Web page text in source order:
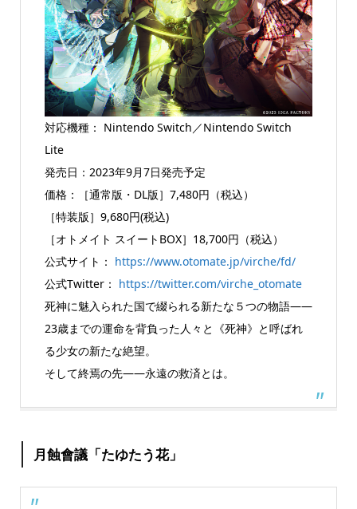
対応機種： Nintendo Switch／Nintendo Switch
Lite
発売日：2023年9月7日発売予定
価格：［通常版・DL版］7,480円（税込）
［特装版］9,680円(税込)
［オトメイト スイートBOX］18,700円（税込）
公式サイト： https://www.otomate.jp/virche/fd/
公式Twitter： https://twitter.com/virche_otomate
死神に魅入られた国で綴られる新たな５つの物語――
23歳までの運命を背負った人々と《死神》と呼ばれ
る少女の新たな絶望。
そして終焉の先――永遠の救済とは。
月蝕會議「たゆたう花」